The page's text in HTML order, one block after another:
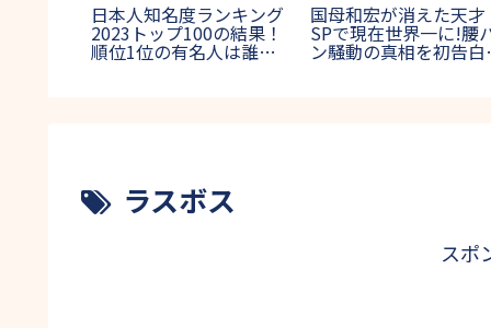
時間テレビ400m走サ
イバルの結果！優勝者
出場者は誰？ワイナイ
大食い王決定戦2023の
結果＆優勝者！出場者や
ゲスト出演者も紹介【テ
高校
ーダ
校チ
ラスボス
スポ